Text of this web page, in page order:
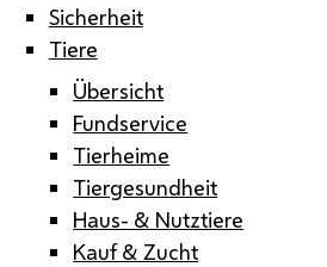
Sicherheit
Tiere
Übersicht
Fundservice
Tierheime
Tiergesundheit
Haus- & Nutztiere
Kauf & Zucht